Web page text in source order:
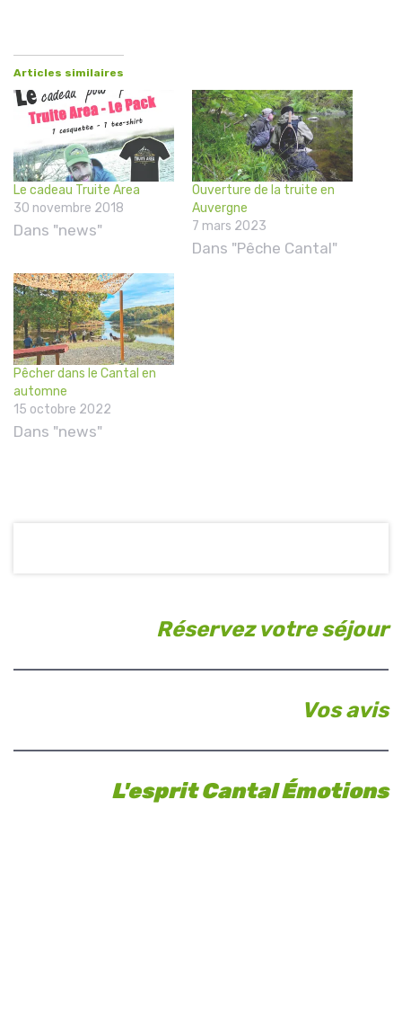
Articles similaires
Le cadeau Truite Area
30 novembre 2018
Dans "news"
Ouverture de la truite en
Auvergne
7 mars 2023
Dans "Pêche Cantal"
Pêcher dans le Cantal en
automne
15 octobre 2022
Dans "news"
Réservez votre séjour
Vos avis
L'esprit Cantal Émotions